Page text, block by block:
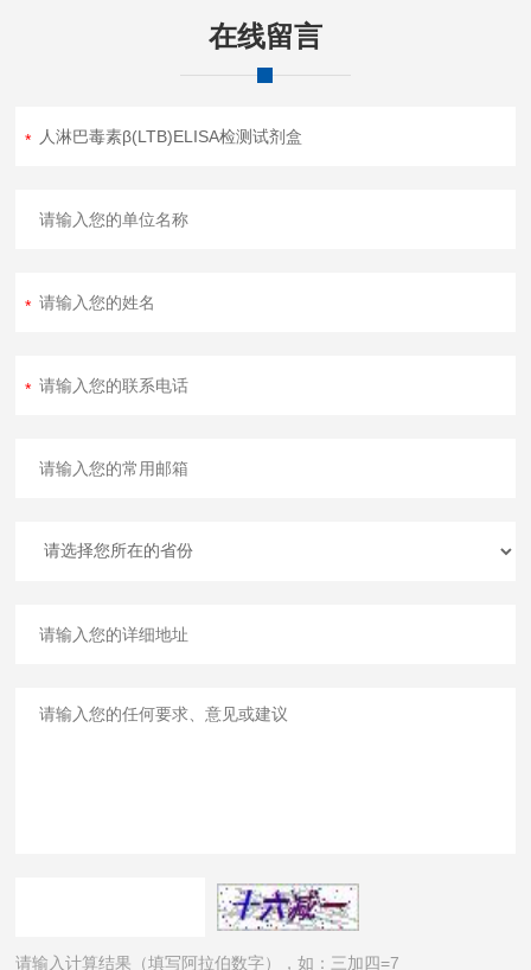
在线留言
请输入计算结果（填写阿拉伯数字），如：三加四=7